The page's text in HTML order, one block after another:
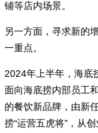
铺等店内场景。
另一方面，寻求新的
一重点。
2024年上半年，海底
面向海底捞内部员工
的餐饮新品牌，由新
捞“运营五虎将”，从